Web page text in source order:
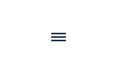
Toggle